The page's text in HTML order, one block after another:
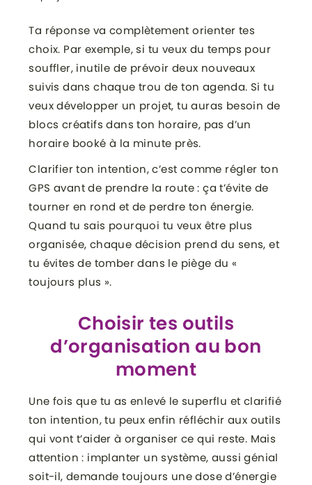
Ta réponse va complètement orienter tes
choix. Par exemple, si tu veux du temps pour
souffler, inutile de prévoir deux nouveaux
suivis dans chaque trou de ton agenda. Si tu
veux développer un projet, tu auras besoin de
blocs créatifs dans ton horaire, pas d’un
horaire booké à la minute près.
Clarifier ton intention, c’est comme régler ton
GPS avant de prendre la route : ça t’évite de
tourner en rond et de perdre ton énergie.
Quand tu sais pourquoi tu veux être plus
organisée, chaque décision prend du sens, et
tu évites de tomber dans le piège du «
toujours plus ».
Choisir tes outils
d’organisation au bon
moment
Une fois que tu as enlevé le superflu et clarifié
ton intention, tu peux enfin réfléchir aux outils
qui vont t’aider à organiser ce qui reste. Mais
attention : implanter un système, aussi génial
soit-il, demande toujours une dose d’énergie